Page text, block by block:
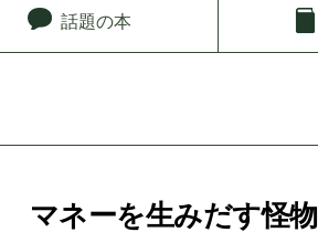
話題の本
マネーを生みだす怪物